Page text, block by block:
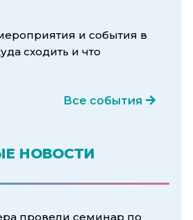
и события в
сходить и что
Все события
НОВОСТИ
провели семинар по